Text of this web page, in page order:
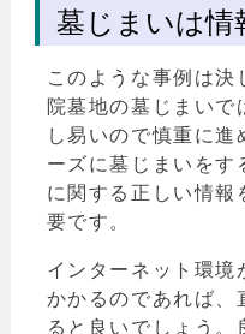
墓じまいは情
このような事例は
院墓地の墓じまいで
し易いので慎重に進
ーズに墓じまいをす
に関する正しい情報
要です。
インターネット環境
かかるのであれば、
ると良いでしょう